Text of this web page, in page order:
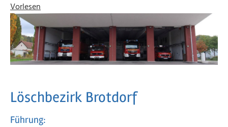
Vorlesen
Löschbezirk Brotdorf
Führung: